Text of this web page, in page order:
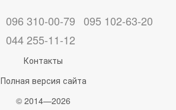
096 310-00-79 095 102-63-20
044 255-11-12
Контакты
Полная версия сайта
© 2014—2026